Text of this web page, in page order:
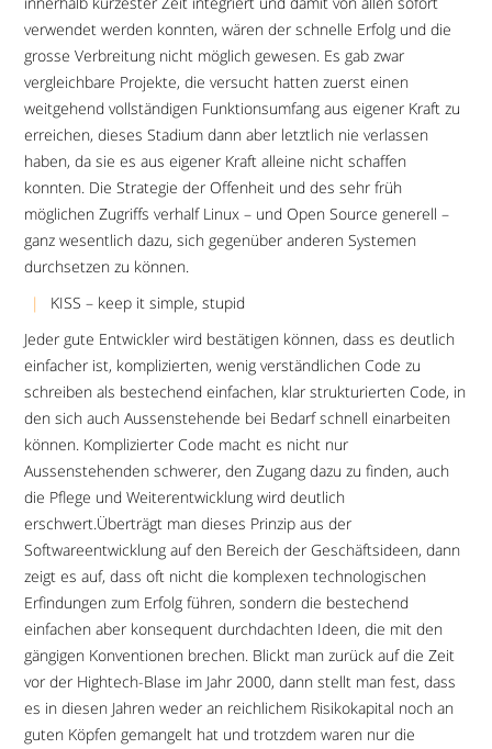
verwendet werden konnten, wären der schnelle Erfolg und die
grosse Verbreitung nicht möglich gewesen. Es gab zwar
vergleichbare Projekte, die versucht hatten zuerst einen
weitgehend vollständigen Funktionsumfang aus eigener Kraft zu
erreichen, dieses Stadium dann aber letztlich nie verlassen
haben, da sie es aus eigener Kraft alleine nicht schaffen
konnten. Die Strategie der Offenheit und des sehr früh
möglichen Zugriffs verhalf Linux – und Open Source generell –
ganz wesentlich dazu, sich gegenüber anderen Systemen
durchsetzen zu können.
KISS – keep it simple, stupid
Jeder gute Entwickler wird bestätigen können, dass es deutlich
einfacher ist, komplizierten, wenig verständlichen Code zu
schreiben als bestechend einfachen, klar strukturierten Code, in
den sich auch Aussenstehende bei Bedarf schnell einarbeiten
können. Komplizierter Code macht es nicht nur
Aussenstehenden schwerer, den Zugang dazu zu finden, auch
die Pflege und Weiterentwicklung wird deutlich
erschwert.Überträgt man dieses Prinzip aus der
Softwareentwicklung auf den Bereich der Geschäftsideen, dann
zeigt es auf, dass oft nicht die komplexen technologischen
Erfindungen zum Erfolg führen, sondern die bestechend
einfachen aber konsequent durchdachten Ideen, die mit den
gängigen Konventionen brechen. Blickt man zurück auf die Zeit
vor der Hightech-Blase im Jahr 2000, dann stellt man fest, dass
es in diesen Jahren weder an reichlichem Risikokapital noch an
guten Köpfen gemangelt hat und trotzdem waren nur die